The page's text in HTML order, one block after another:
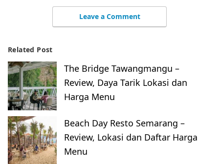
Leave a Comment
Related Post
The Bridge Tawangmangu –
Review, Daya Tarik Lokasi dan
Harga Menu
Beach Day Resto Semarang –
Review, Lokasi dan Daftar Harga
Menu